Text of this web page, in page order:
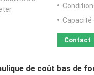
Capacité
Contact
de coût bas de